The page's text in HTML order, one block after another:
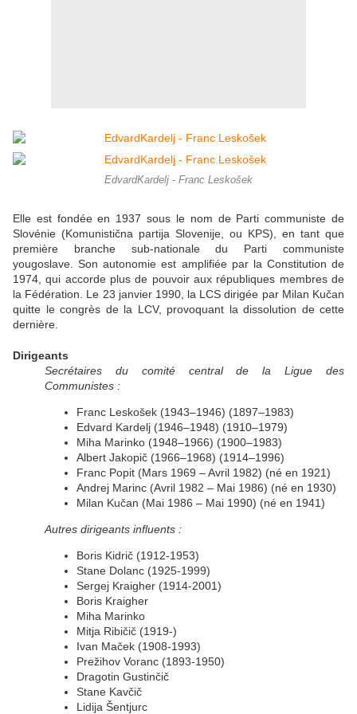
EdvardKardelj - Franc Leskošek
Elle est fondée en 1937 sous le nom de Parti communiste de
Slovénie (Komunistična partija Slovenije, ou KPS), en tant que
première branche sub-nationale du Parti communiste
yougoslave. Son autonomie est amplifiée par la Constitution de
1974, qui accorde plus de pouvoir aux républiques membres de
la Fédération. Le 23 janvier 1990, la LCS dirigée par Milan Kučan
quitte le congrès de la LCV, provoquant la dissolution de cette
dernière.
Dirigeants
Secrétaires du comité central de la Ligue des
Communistes :
Franc Leskošek (1943–1946) (1897–1983)
Edvard Kardelj (1946–1948) (1910–1979)
Miha Marinko (1948–1966) (1900–1983)
Albert Jakopič (1966–1968) (1914–1996)
Franc Popit (Mars 1969 – Avril 1982) (né en 1921)
Andrej Marinc (Avril 1982 – Mai 1986) (né en 1930)
Milan Kučan (Mai 1986 – Mai 1990) (né en 1941)
Autres dirigeants influents :
Boris Kidrič (1912-1953)
Stane Dolanc (1925-1999)
Sergej Kraigher (1914-2001)
Boris Kraigher
Miha Marinko
Mitja Ribičič (1919-)
Ivan Maček (1908-1993)
Prežihov Voranc (1893-1950)
Dragotin Gustinčič
Stane Kavčič
Lidija Šentjurc